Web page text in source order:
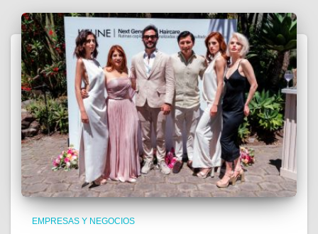
EMPRESAS Y NEGOCIOS